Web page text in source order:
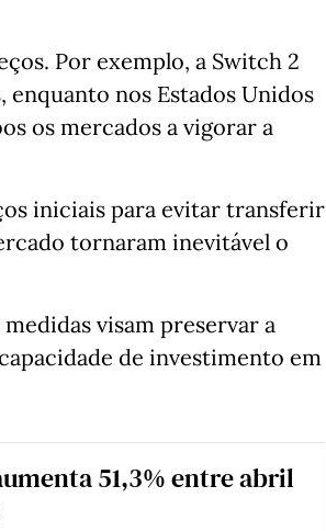
Por exemplo, a Switch 2
enquanto nos Estados Unidos
os mercados a vigorar a
iniciais para evitar transferir
tornaram inevitável o
visam preservar a
de investimento em
51,3% entre abril